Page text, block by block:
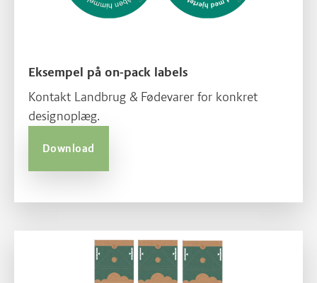
Eksempel på on-pack labels
Kontakt Landbrug & Fødevarer for konkret
designoplæg.
Download